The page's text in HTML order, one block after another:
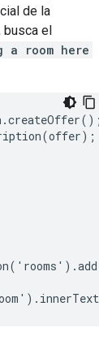
de la
busca el
room here
.createOffer();
(offer);
( ' rooms ' ).add
' ). innerText